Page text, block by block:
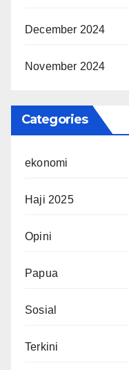
December 2024
November 2024
Categories
ekonomi
Haji 2025
Opini
Papua
Sosial
Terkini